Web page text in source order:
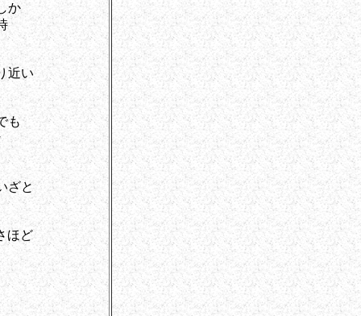
か
近い
も
ざと
ほど